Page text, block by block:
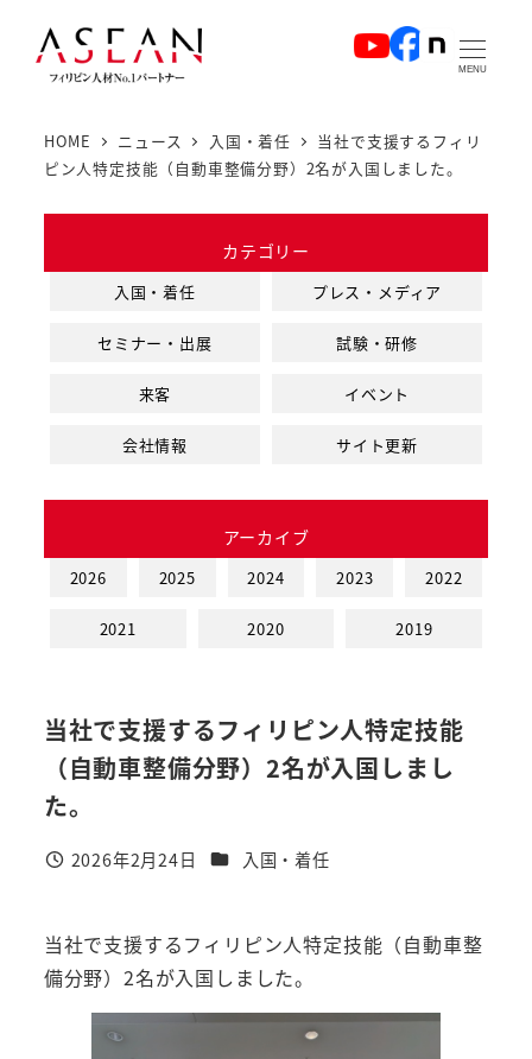
MENU
HOME ニュース 入国・着任
当社で支援するフィリ
ピン人特定技能（自動車整備分野）2名が入国しました。
カテゴリー
入国・着任 プレス・メディア
セミナー・出展 試験・研修
来客 イベント
会社情報 サイト更新
アーカイブ
2026 2025 2024 2023 2022
2021 2020 2019
当社で支援するフィリピン人特定技能
（自動車整備分野）2名が入国しまし
た。
投稿日
2026年2月24日 カテゴリー
入国・着任
当社で支援するフィリピン人特定技能（自動車整
備分野）2名が入国しました。